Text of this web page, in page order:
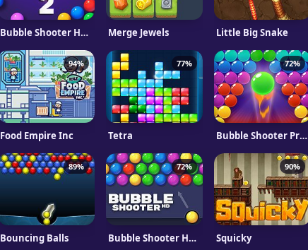
Bubble Shooter HD 2 Merge Jewels Little Big Snake
94%
Food Empire Inc
77%
Tetra
72%
Bubble Shooter Pro 2
89%
Bouncing Balls
72%
Bubble Shooter HD Softgames
90%
Squicky